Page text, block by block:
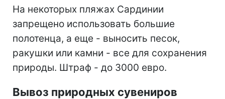
На некоторых пляжах Сардинии
запрещено использовать большие
полотенца, а еще - выносить песок,
ракушки или камни - все для сохранения
природы. Штраф - до 3000 евро.
Вывоз природных сувениров